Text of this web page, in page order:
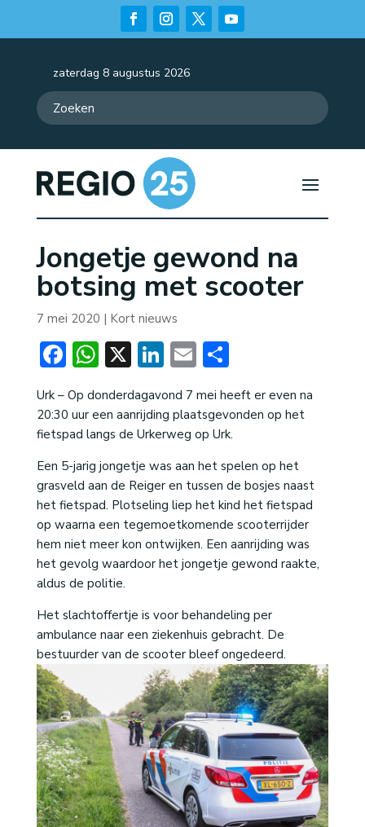
zaterdag 8 augustus 2026
Jongetje gewond na
botsing met scooter
7 mei 2020 | Kort nieuws
Facebook
WhatsApp
X LinkedIn
EmailDelen
Urk – Op donderdagavond 7 mei heeft er even na
20:30 uur een aanrijding plaatsgevonden op het
fietspad langs de Urkerweg op Urk.
Een 5-jarig jongetje was aan het spelen op het
grasveld aan de Reiger en tussen de bosjes naast
het fietspad. Plotseling liep het kind het fietspad
op waarna een tegemoetkomende scooterrijder
hem niet meer kon ontwijken. Een aanrijding was
het gevolg waardoor het jongetje gewond raakte,
aldus de politie.
Het slachtoffertje is voor behandeling per
ambulance naar een ziekenhuis gebracht. De
bestuurder van de scooter bleef ongedeerd.